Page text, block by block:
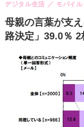
母親の言葉が支
路決定」39.0％
デジタル生活 モバイル